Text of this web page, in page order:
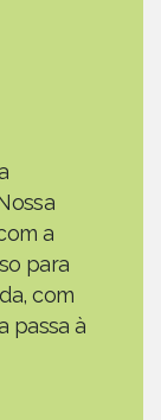
a
para
com
passa à